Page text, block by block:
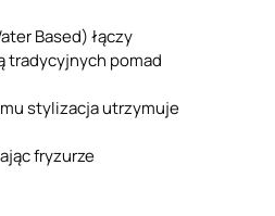
Based) łączy
tradycyjnych pomad
stylizacja utrzymuje
fryzurze